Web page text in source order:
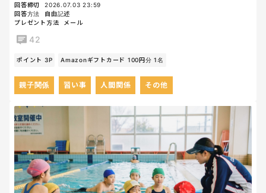
回答締切
2026.07.03 23:59
回答方法
自由記述
プレゼント方法
メール
42
ポイント 3P Amazonギフトカード 100円分 1名
親子関係 習い事 人間関係 その他